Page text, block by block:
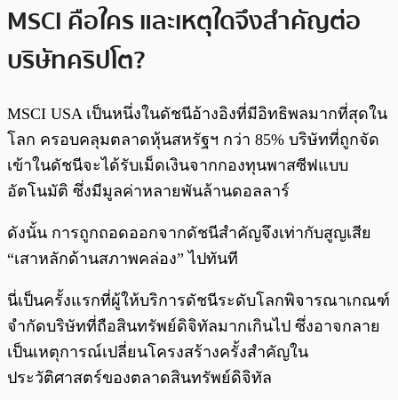
MSCI คือใคร และเหตุใดจึงสำคัญต่อ
บริษัทคริปโต?
MSCI USA เป็นหนึ่งในดัชนีอ้างอิงที่มีอิทธิพลมากที่สุดใน
โลก ครอบคลุมตลาดหุ้นสหรัฐฯ กว่า 85% บริษัทที่ถูกจัด
เข้าในดัชนีจะได้รับเม็ดเงินจากกองทุนพาสซีฟแบบ
อัตโนมัติ ซึ่งมีมูลค่าหลายพันล้านดอลลาร์
ดังนั้น การถูกถอดออกจากดัชนีสำคัญจึงเท่ากับสูญเสีย
“เสาหลักด้านสภาพคล่อง” ไปทันที
นี่เป็นครั้งแรกที่ผู้ให้บริการดัชนีระดับโลกพิจารณาเกณฑ์
จำกัดบริษัทที่ถือสินทรัพย์ดิจิทัลมากเกินไป ซึ่งอาจกลาย
เป็นเหตุการณ์เปลี่ยนโครงสร้างครั้งสำคัญใน
ประวัติศาสตร์ของตลาดสินทรัพย์ดิจิทัล